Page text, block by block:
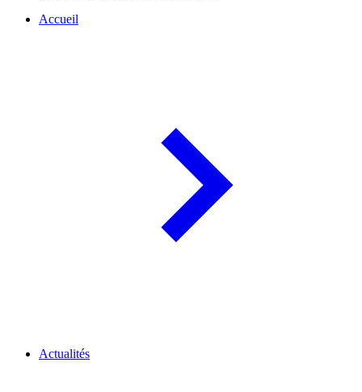
Accueil
Actualités